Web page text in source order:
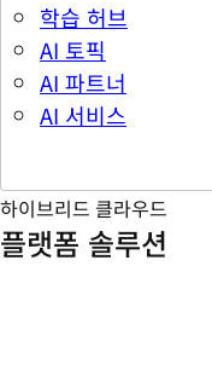
학습 허브
AI 토픽
AI 파트너
AI 서비스
하이브리드 클라우드
플랫폼 솔루션